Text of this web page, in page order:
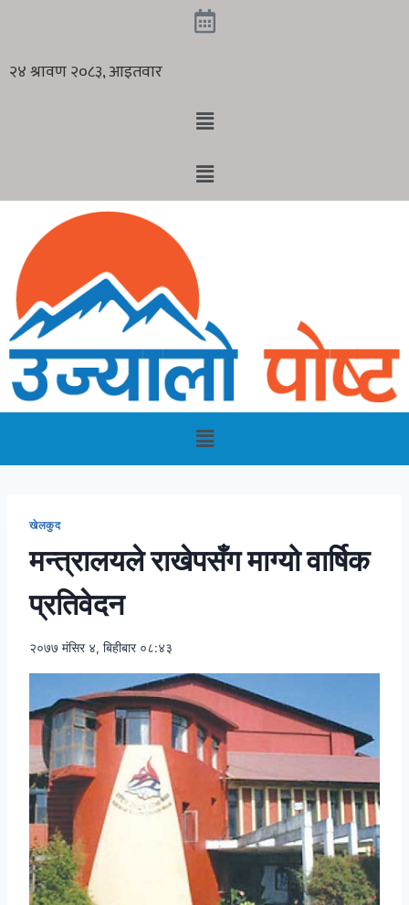
खेलकुद
मन्त्रालयले राखेपसँग माग्यो वार्षिक
प्रतिवेदन
२०७७ मंसिर ४, बिहीबार ०८:४३